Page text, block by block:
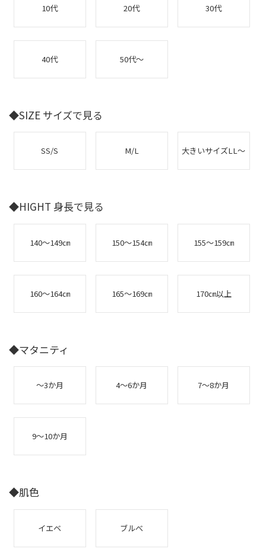
10代 20代 30代
40代 50代～
◆SIZE サイズで見る
SS/S M/L 大きいサイズLL～
◆HIGHT 身長で見る
140～149㎝ 150～154㎝ 155～159㎝
160～164㎝ 165～169㎝ 170㎝以上
◆マタニティ
～3か月 4～6か月 7～8か月
9～10か月
◆肌色
イエベ ブルべ